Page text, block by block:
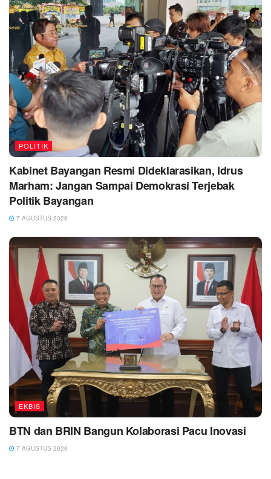
POLITIK
Kabinet Bayangan Resmi Dideklarasikan, Idrus
Marham: Jangan Sampai Demokrasi Terjebak
Politik Bayangan
7 AGUSTUS 2026
EKBIS
BTN dan BRIN Bangun Kolaborasi Pacu Inovasi
7 AGUSTUS 2026